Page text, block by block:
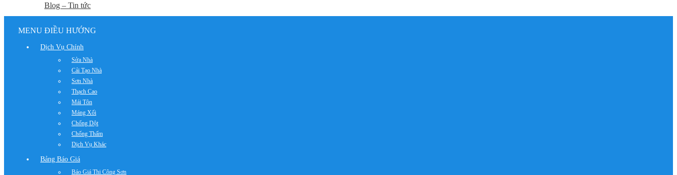
Blog – Tin tức
MENU ĐIỀU HƯỚNG
Dịch Vụ Chính
Sửa Nhà
Cải Tạo Nhà
Sơn Nhà
Thạch Cao
Mái Tôn
Máng Xối
Chống Dột
Chống Thấm
Dịch Vụ Khác
Bảng Báo Giá
Báo Giá Thi Công Sơn